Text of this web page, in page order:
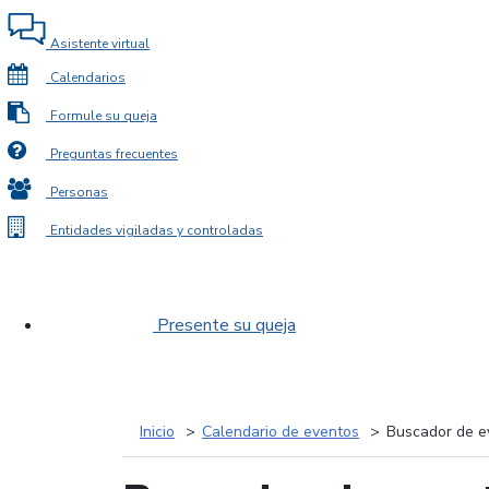
Asistente virtual
Calendarios
Formule su queja
Preguntas frecuentes
Personas
Entidades vigiladas y controladas
Presente su queja
Inicio Calendario de eventos Buscador de